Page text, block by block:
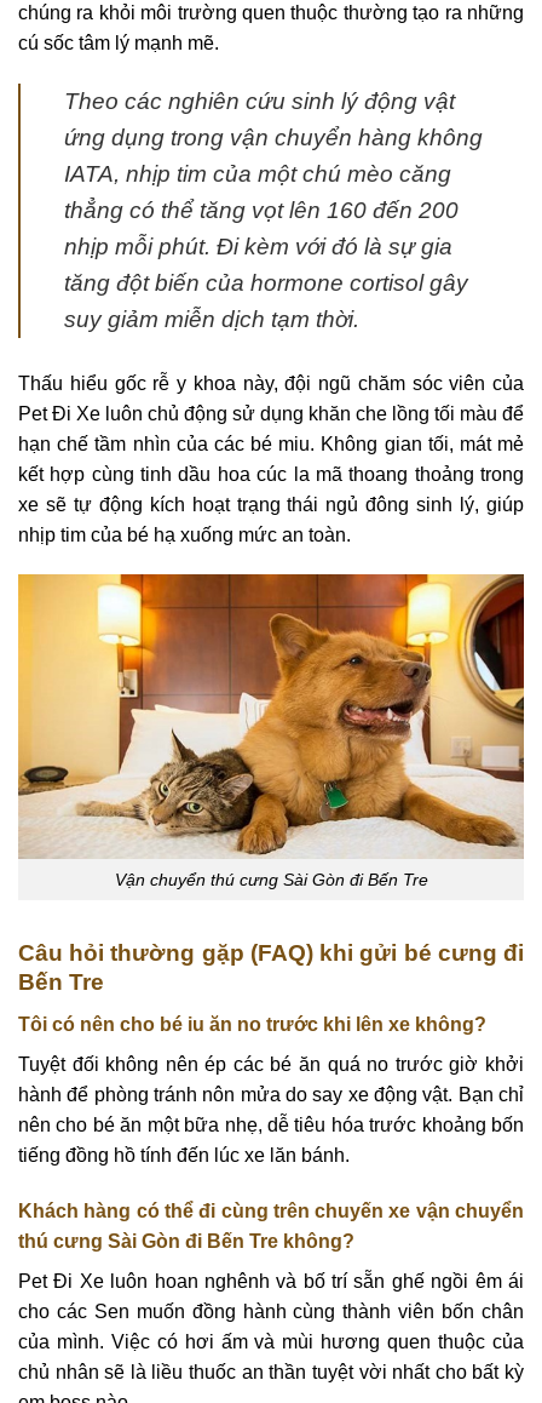
chúng ra khỏi môi trường quen thuộc thường tạo ra những
cú sốc tâm lý mạnh mẽ.
Theo các nghiên cứu sinh lý động vật
ứng dụng trong vận chuyển hàng không
IATA, nhịp tim của một chú mèo căng
thẳng có thể tăng vọt lên 160 đến 200
nhịp mỗi phút. Đi kèm với đó là sự gia
tăng đột biến của hormone cortisol gây
suy giảm miễn dịch tạm thời.
Thấu hiểu gốc rễ y khoa này, đội ngũ chăm sóc viên của
Pet Đi Xe luôn chủ động sử dụng khăn che lồng tối màu để
hạn chế tầm nhìn của các bé miu. Không gian tối, mát mẻ
kết hợp cùng tinh dầu hoa cúc la mã thoang thoảng trong
xe sẽ tự động kích hoạt trạng thái ngủ đông sinh lý, giúp
nhịp tim của bé hạ xuống mức an toàn.
Vận chuyển thú cưng Sài Gòn đi Bến Tre
Câu hỏi thường gặp (FAQ) khi gửi bé cưng đi
Bến Tre
Tôi có nên cho bé iu ăn no trước khi lên xe không?
Tuyệt đối không nên ép các bé ăn quá no trước giờ khởi
hành để phòng tránh nôn mửa do say xe động vật. Bạn chỉ
nên cho bé ăn một bữa nhẹ, dễ tiêu hóa trước khoảng bốn
tiếng đồng hồ tính đến lúc xe lăn bánh.
Khách hàng có thể đi cùng trên chuyến xe vận chuyển
thú cưng Sài Gòn đi Bến Tre không?
Pet Đi Xe luôn hoan nghênh và bố trí sẵn ghế ngồi êm ái
cho các Sen muốn đồng hành cùng thành viên bốn chân
của mình. Việc có hơi ấm và mùi hương quen thuộc của
chủ nhân sẽ là liều thuốc an thần tuyệt vời nhất cho bất kỳ